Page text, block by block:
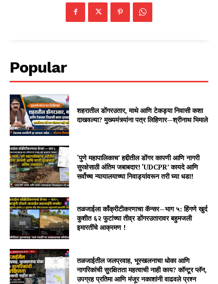
Popular
शहरातील डोंगरउतार, माथे आणि टेकड्या निवासी कशा
दाखवल्या? मुख्यमंत्र्यांना पत्र लिहिणार—श्रीनाथ भिमाले
‘पुणे महापालिकाच’ हद्दीतील डोंगर कापणी आणि नागरी
सुरक्षेसाठी अंतिम जबाबदार! ‘UDCPR’ कायदे आणि
सर्वोच्च न्यायालयाच्या निवाड्यांवरून तरी घ्या धडा!
तळजाईला काँक्रीटीकरणाचा कॅन्सर—भाग ५: हिंगणे खुर्द
कुशीत ६२ फुटांच्या तीव्र डोंगरउतारावर बहुमजली
इमारतींचे आक्रमण !
तळजाईतील जलप्रवाह, भूस्खलनाचा धोका आणि
नागरिकांची सुरक्षितता महत्वाची नाही काय? कॉन्टूर प्लॅन,
उपग्रह प्रतिमा आणि मंजूर नकाशांनी वाढवले प्रश्न